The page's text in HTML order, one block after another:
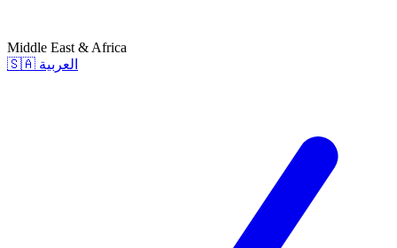
Middle East & Africa
🇸🇦 العربية